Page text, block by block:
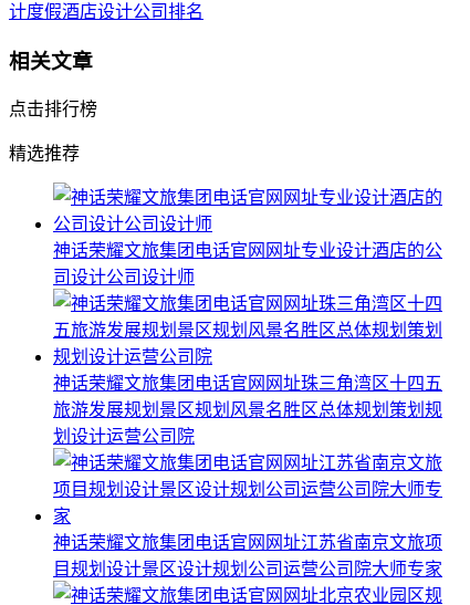
计度假酒店设计公司排名
相关文章
点击排行榜
精选推荐
神话荣耀文旅集团电话官网网址专业设计酒店的公
司设计公司设计师
神话荣耀文旅集团电话官网网址珠三角湾区十四五
旅游发展规划景区规划风景名胜区总体规划策划规
划设计运营公司院
神话荣耀文旅集团电话官网网址江苏省南京文旅项
目规划设计景区设计规划公司运营公司院大师专家